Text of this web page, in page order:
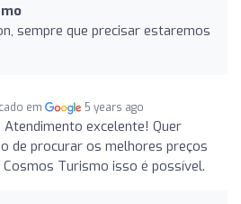
sempre que precisar estaremos
em 5 years ago
Atendimento excelente! Quer
de procurar os melhores preços
Turismo isso é possível.